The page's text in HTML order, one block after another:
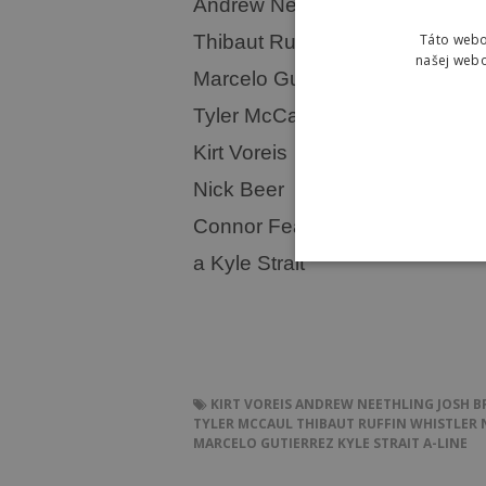
Andrew Neethling
Thibaut Ruffin
Marcelo Gutierrez
Tyler McCaul
Kirt Voreis
Nick Beer
Connor Fearon
a Kyle Strait
KIRT VOREISANDREW NEETHLING JOSH
TYLER MCCAUL THIBAUT RUFFIN WHISTLER
MARCELO GUTIERREZ KYLE STRAIT A-LINE
Táto
našej